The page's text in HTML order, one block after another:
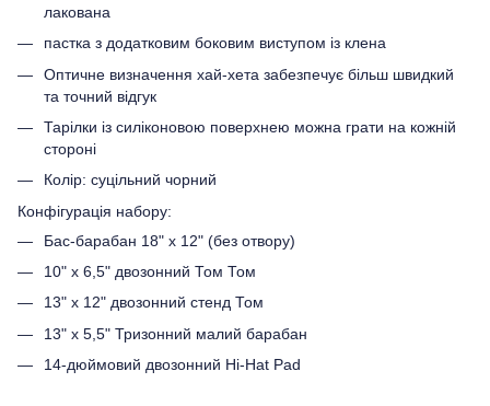
лакована
пастка з додатковим боковим виступом із клена
Оптичне визначення хай-хета забезпечує більш швидкий
та точний відгук
Тарілки із силіконовою поверхнею можна грати на кожній
стороні
Колір: суцільний чорний
Конфігурація набору:
Бас-барабан 18" x 12" (без отвору)
10" x 6,5" двозонний Том Том
13" x 12" двозонний стенд Том
13" x 5,5" Тризонний малий барабан
14-дюймовий двозонний Hi-Hat Pad